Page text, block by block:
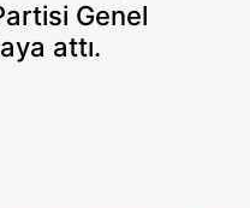
Genel
attı.